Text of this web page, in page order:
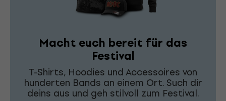
Macht euch bereit für das
Festival
T-Shirts, Hoodies und Accessoires von
hunderten Bands an einem Ort. Such dir
deins aus und geh stilvoll zum Festival.